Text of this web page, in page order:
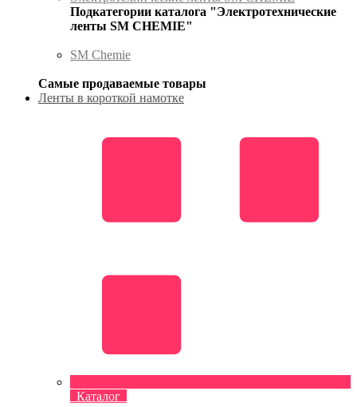
Подкатегории каталога "Электротехнические
ленты SM CHEMIE"
SM Chemie
Самые продаваемые товары
Ленты в короткой намотке
Каталог